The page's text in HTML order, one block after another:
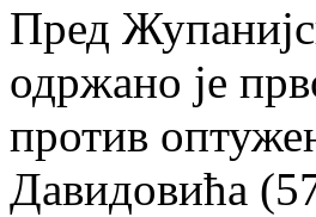
Пред
одржано је
против
Давидовића